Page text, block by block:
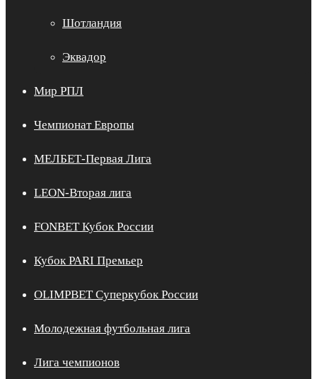
Шотландия
Эквадор
Мир РПЛ
Чемпионат Европы
МЕЛБЕТ-Первая Лига
LEON-Вторая лига
FONBET Кубок России
Кубок PARI Премьер
OLIMPBET Суперкубок России
Молодежная футбольная лига
Лига чемпионов